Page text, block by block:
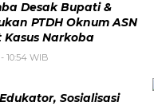
Desak Bupati &
PTDH Oknum ASN
Narkoba
10:54 WIB
Sosialisasi